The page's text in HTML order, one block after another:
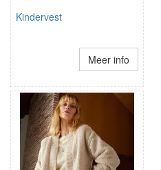
Kindervest
Meer info